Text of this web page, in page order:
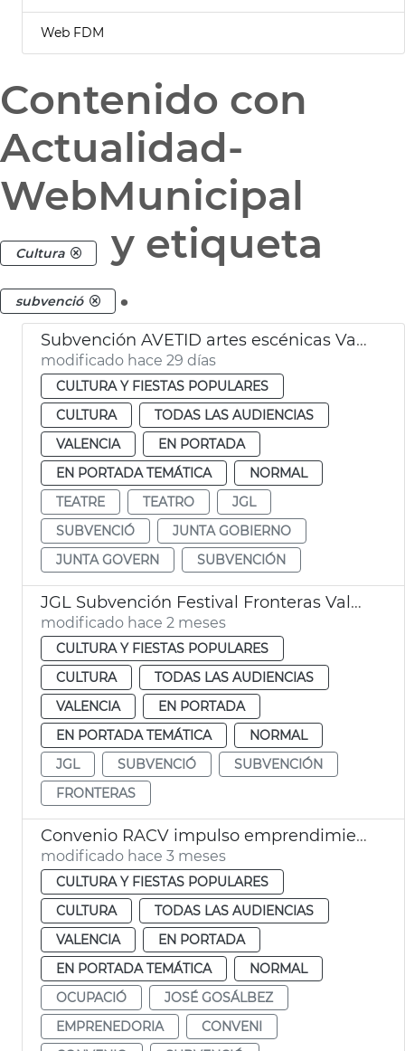
Web FDM
Contenido con
Actualidad-
WebMunicipal
Cultura y etiqueta
subvenció .
Subvención AVETID artes escénicas València
modificado hace 29 días
CULTURA Y FIESTAS POPULARES
CULTURA
TODAS LAS AUDIENCIAS
VALENCIA
EN PORTADA
EN PORTADA TEMÁTICA
NORMAL
TEATRE
TEATRO
JGL
SUBVENCIÓ
JUNTA GOBIERNO
JUNTA GOVERN
SUBVENCIÓN
JGL Subvención Festival Fronteras València
modificado hace 2 meses
CULTURA Y FIESTAS POPULARES
CULTURA
TODAS LAS AUDIENCIAS
VALENCIA
EN PORTADA
EN PORTADA TEMÁTICA
NORMAL
JGL
SUBVENCIÓ
SUBVENCIÓN
FRONTERAS
Convenio RACV impulso emprendimiento valenciano
modificado hace 3 meses
CULTURA Y FIESTAS POPULARES
CULTURA
TODAS LAS AUDIENCIAS
VALENCIA
EN PORTADA
EN PORTADA TEMÁTICA
NORMAL
OCUPACIÓ
JOSÉ GOSÁLBEZ
EMPRENEDORIA
CONVENI